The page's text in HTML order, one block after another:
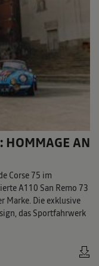
HOMMAGE AN
Corse 75 im
A110 San Remo 73
Marke. Die exklusive
das Sportfahrwerk